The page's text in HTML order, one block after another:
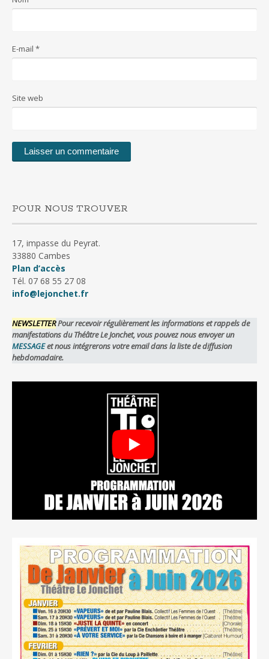
E-mail *
Site web
POUR NOUS TROUVER
17, impasse du Peyrat.
33880 Cambes
Plan d’accès
Tél. 07 68 55 27 08
info@lejonchet.fr
NEWSLETTERPour recevoir régulièrement les informations et rappels de
manifestations du Théâtre Le Jonchet, vous pouvez nous envoyer un
MESSAGEet nous intégrerons votre email dans la liste de diffusion
hebdomadaire.